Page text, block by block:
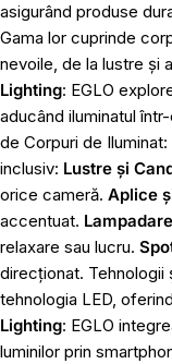
asigurând produse
Gama lor cuprinde
nevoile, de la lustre și
Lighting: EGLO
aducând iluminatul
de Corpuri de
inclusiv: Lustre și
orice cameră. Aplice
accentuat.
relaxare sau lucru.
direcționat. Tehnologii
tehnologia LED,
Lighting: EGLO
luminilor prin